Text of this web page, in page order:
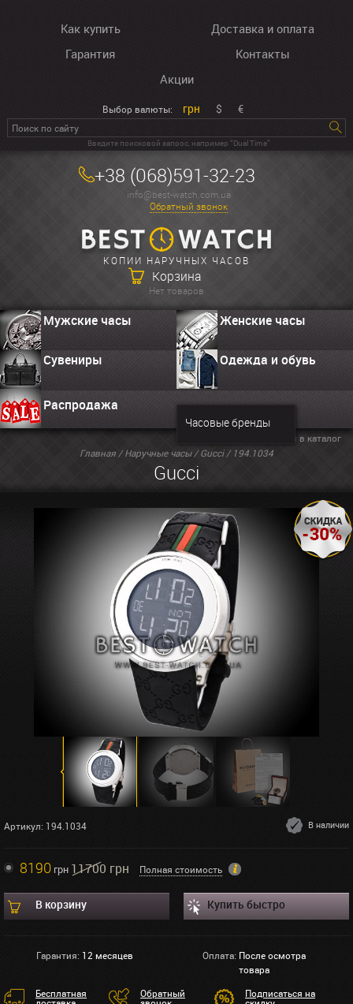
Как купить
Доставка и оплата
Гарантия
Контакты
Акции
Выбор валюты: грн $ €
Введите поисковой запрос, например “Dual Time”
+38 (068)591-32-23
info@best-watch.com.ua
Обратный звонок
КОПИИ НАРУЧНЫХ ЧАСОВ
Корзина
Нет товаров
Мужские часы Женские часы
Сувениры Одежда и обувь
Распродажа
Часовые бренды
Главная /Наручные часы/Gucci/ 194.1034
Gucci
Вернуться в каталог
Артикул: 194.1034 В наличии
8190грн 11700 грн Полная стоимость
В корзину Купить быстро
Гарантия: 12 месяцев Оплата: После осмотра
товара
Бесплатная
Обратный Подписаться на